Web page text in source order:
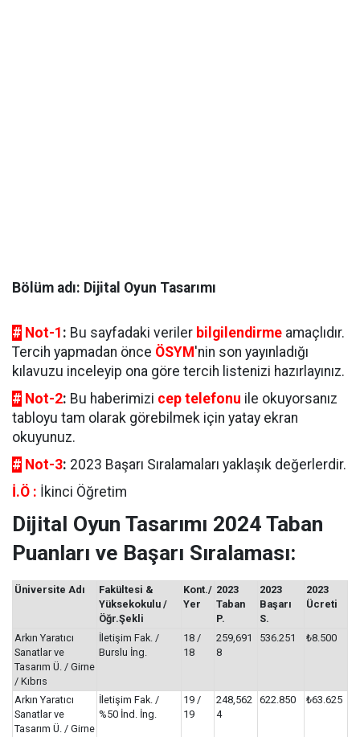
Bölüm adı: Dijital Oyun Tasarımı
# Not-1 : Bu sayfadaki veriler bilgilendirme amaçlıdır.
Tercih yapmadan önce ÖSYM 'nin son yayınladığı
kılavuzu inceleyip ona göre tercih listenizi hazırlayınız.
# Not-2: Bu haberimizi cep telefonu ile okuyorsanız
tabloyu tam olarak görebilmek için yatay ekran
okuyunuz.
# Not-3: 2023 Başarı Sıralamaları yaklaşık değerlerdir.
İ.Ö : İkinci Öğretim
Dijital Oyun Tasarımı 2024 Taban
Puanları ve Başarı Sıralaması:
Üniversite Adı
Fakültesi &
Yüksekokulu /
Öğr.Şekli
Kont./
Yer
2023
Taban
P.
2023
Başarı
S.
2023
Ücreti
Arkın Yaratıcı
Sanatlar ve
Tasarım Ü. / Girne
/ Kıbrıs
İletişim Fak. /
Burslu İng.
18 /
18
259,691
8
536.251 ₺8.500
Arkın Yaratıcı
Sanatlar ve
Tasarım Ü. / Girne
İletişim Fak. /
%50 İnd. İng.
19 /
19
248,562
4
622.850 ₺63.625